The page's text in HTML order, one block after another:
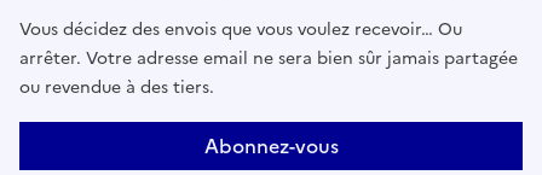
Vous décidez des envois que vous voulez recevoir… Ou
arrêter. Votre adresse email ne sera bien sûr jamais partagée
ou revendue à des tiers.
Abonnez-vous